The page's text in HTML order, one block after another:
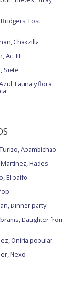
Lost
Chakzilla
Act III
Siete
Fauna y flora
Apambichao
Hades
El baifo
Dinner party
Daughter from
Oniria popular
Nexo